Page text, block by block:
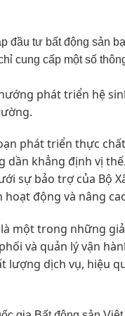
đầu tư bất động sản
cung cấp một số
phát triển hệ
phát triển thực
dần khẳng định vị
sự bảo trợ của Bộ
động và nâng
một trong những
và quản lý vận
dịch vụ, hiệu